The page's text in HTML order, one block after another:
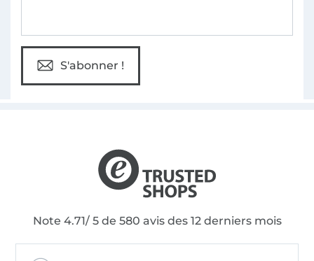
S'abonner !
Note 4.71/ 5 de 580 avis des 12 derniers mois